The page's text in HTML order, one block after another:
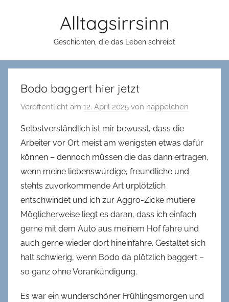
Alltagsirrsinn
Geschichten, die das Leben schreibt
Bodo baggert hier jetzt
Veröffentlicht am 12. April 2025 von nappelchen
Selbstverständlich ist mir bewusst, dass die
Arbeiter vor Ort meist am wenigsten etwas dafür
können – dennoch müssen die das dann ertragen,
wenn meine liebenswürdige, freundliche und
stehts zuvorkommende Art urplötzlich
entschwindet und ich zur Aggro-Zicke mutiere.
Möglicherweise liegt es daran, dass ich einfach
gerne mit dem Auto aus meinem Hof fahre und
auch gerne wieder dort hineinfahre. Gestaltet sich
halt schwierig, wenn Bodo da plötzlich baggert –
so ganz ohne Vorankündigung.
Es war ein wunderschöner Frühlingsmorgen und